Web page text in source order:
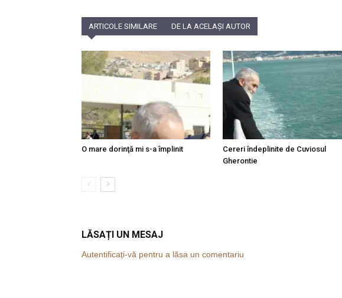
ARTICOLE SIMILARE DE LA ACELAȘI AUTOR
O mare dorinţă mi s-a împlinit
Cereri îndeplinite de Cuviosul
Gherontie
LĂSAȚI UN MESAJ
Autentificați-vă pentru a lăsa un comentariu